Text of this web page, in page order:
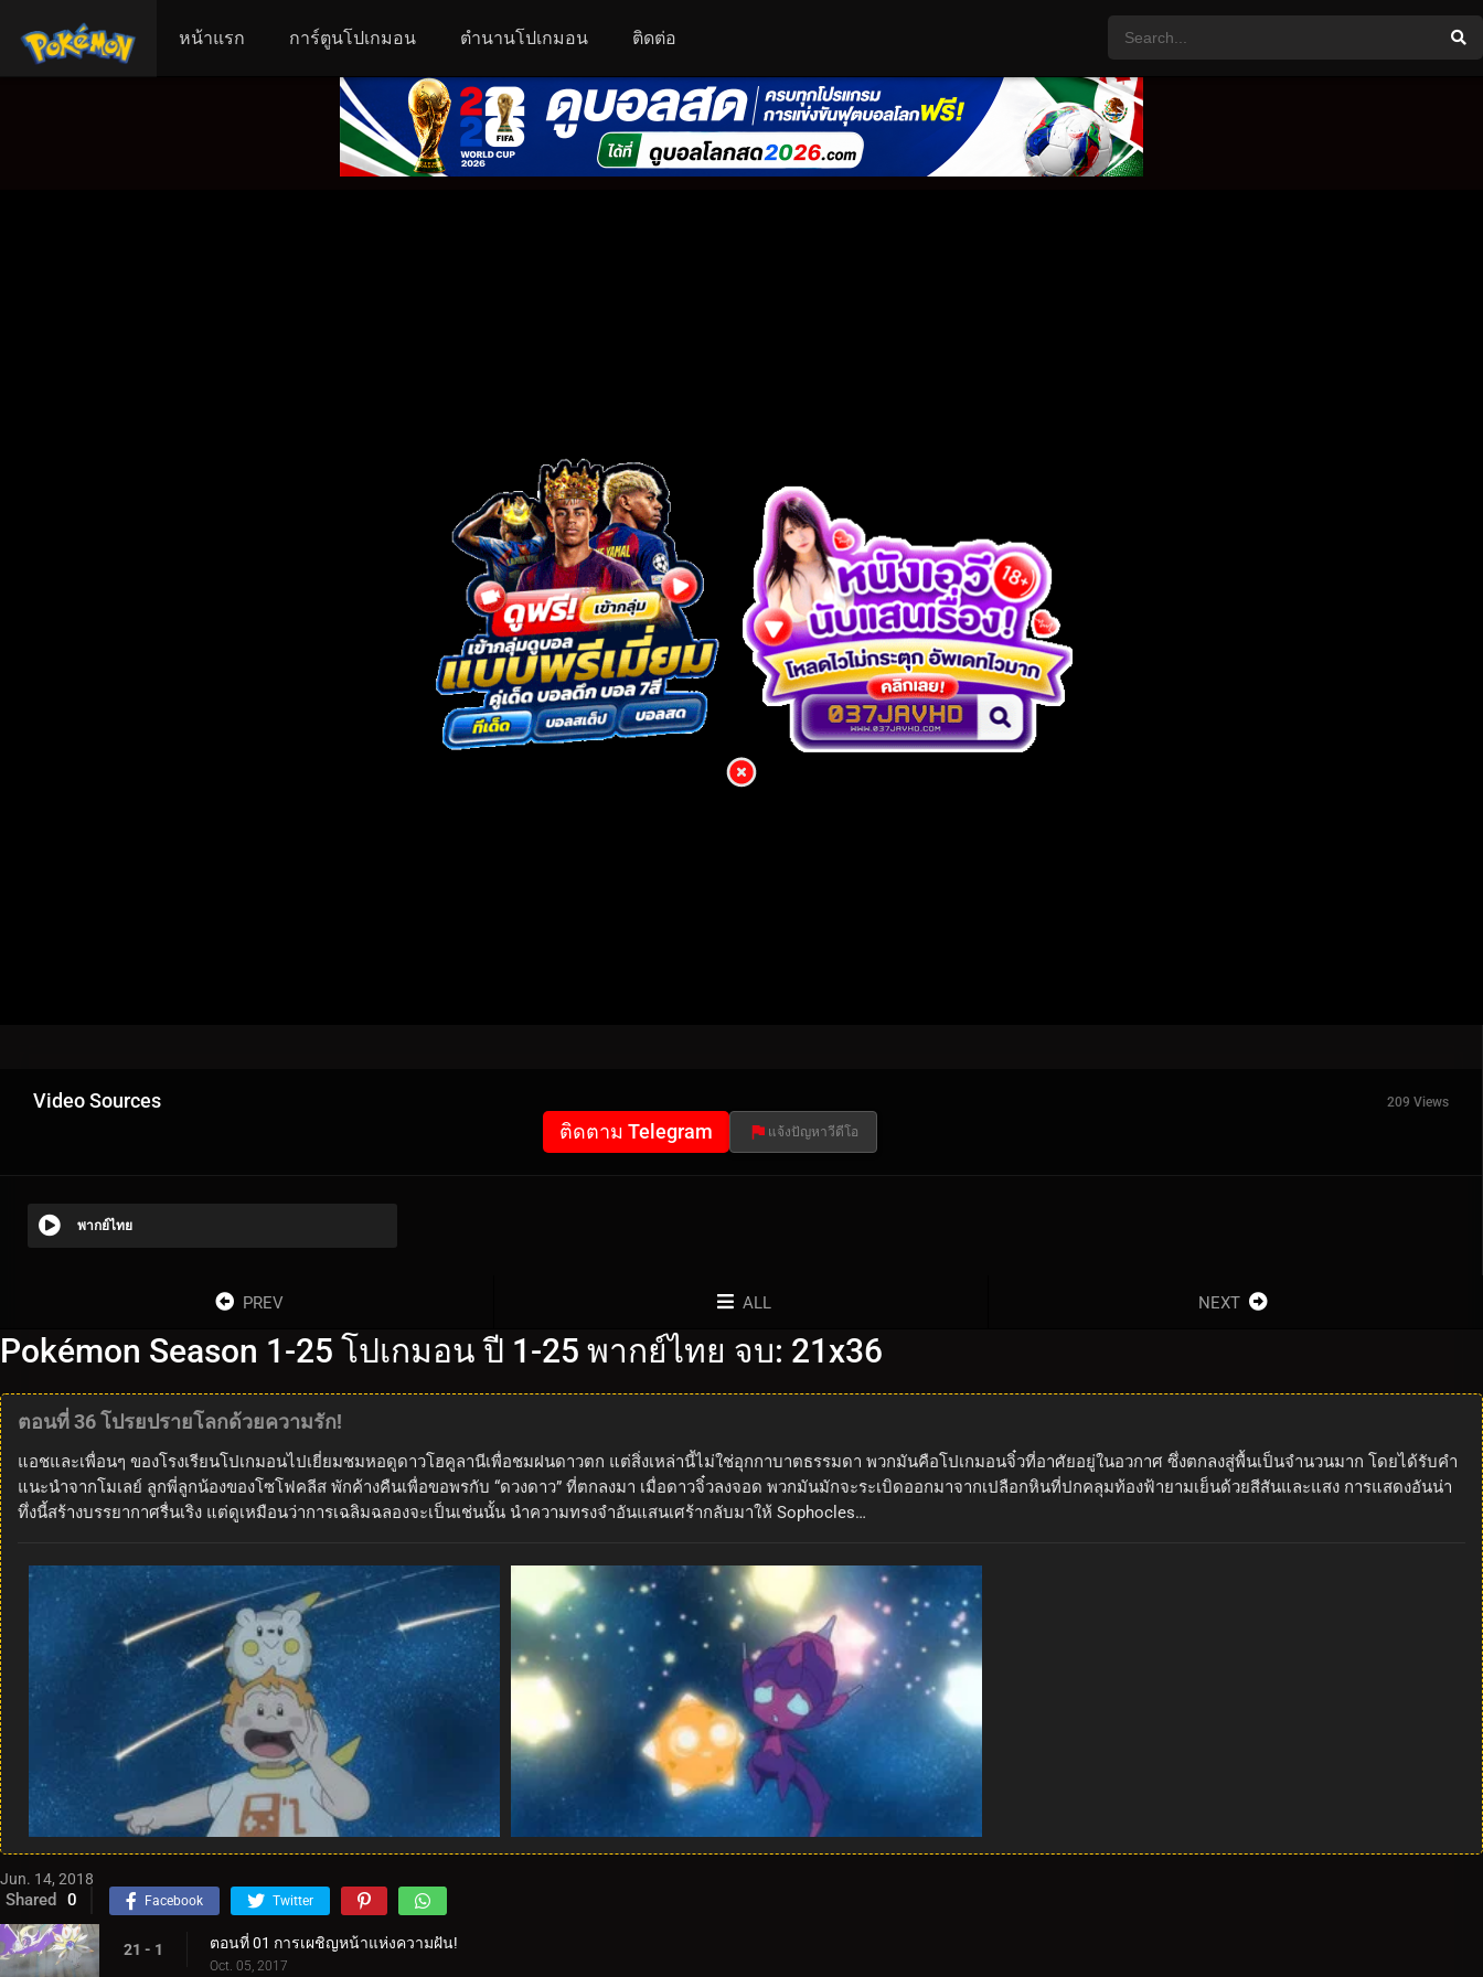
หน้าแรก การ์ตูนโปเกมอน ตำนานโปเกมอน ติดต่อ
Video Sources 209 Views
ติดตาม Telegram แจ้งปัญหาวีดีโอ
พากย์ไทย
PREV ALL NEXT
Pokémon Season 1-25 โปเกมอน ปี 1-25 พากย์ไทย จบ: 21x36
ตอนที่ 36 โปรยปรายโลกด้วยความรัก!
แอชและเพื่อนๆ ของโรงเรียนโปเกมอนไปเยี่ยมชมหอดูดาวโฮคูลานีเพื่อชมฝนดาวตก แต่สิ่งเหล่านี้ไม่ใช่อุกกาบาตธรรมดา พวกมันคือโปเกมอนจิ๋วที่อาศัยอยู่ในอวกาศ ซึ่งตกลงสู่พื้นเป็นจำนวนมาก โดยได้รับคำ
แนะนำจากโมเลย์ ลูกพี่ลูกน้องของโซโฟคลีส พักค้างคืนเพื่อขอพรกับ “ดวงดาว” ที่ตกลงมา เมื่อดาวจิ๋วลงจอด พวกมันมักจะระเบิดออกมาจากเปลือกหินที่ปกคลุมท้องฟ้ายามเย็นด้วยสีสันและแสง การแสดงอันน่า
ทึ่งนี้สร้างบรรยากาศรื่นเริง แต่ดูเหมือนว่าการเฉลิมฉลองจะเป็นเช่นนั้น นำความทรงจำอันแสนเศร้ากลับมาให้ Sophocles…
Jun. 14, 2018
Shared 0 Facebook Twitter
21 - 1 ตอนที่ 01 การเผชิญหน้าแห่งความฝัน!
Oct. 05, 2017